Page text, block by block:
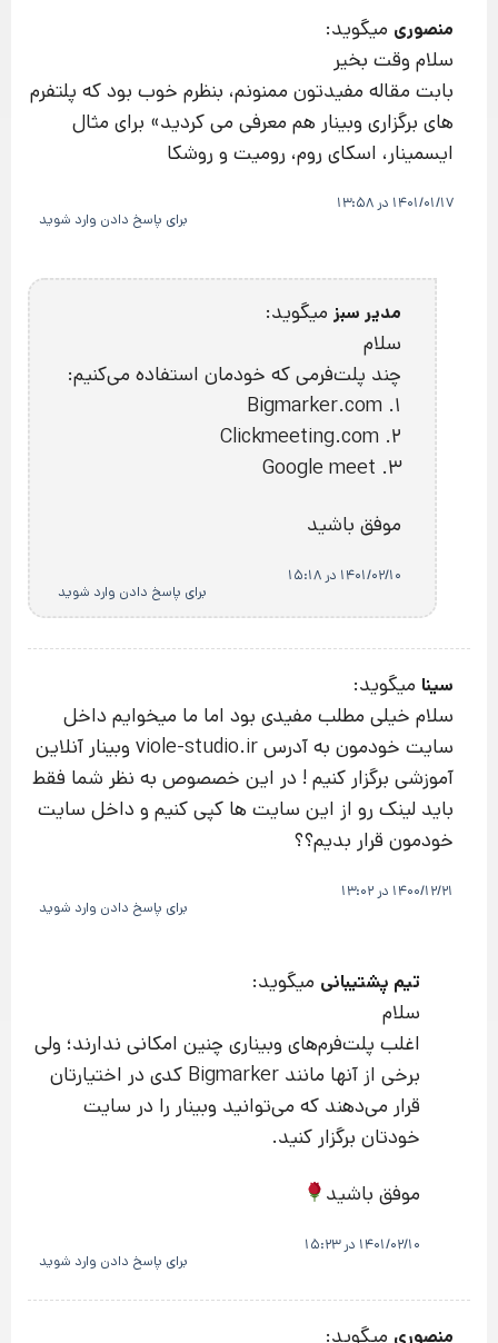
منصوری میگوید:
سلام وقت بخیر
بابت مقاله مفیدتون ممنونم، بنظرم خوب بود که پلتفرم
های برگزاری وبینار هم معرفی می کردید» برای مثال
ایسمینار، اسکای روم، رومیت و روشکا
1401/01/17 در 13:58
برای پاسخ دادن وارد شوید
مدیر سبز میگوید:
سلام
چند پلت‌فرمی که خودمان استفاده می‌کنیم:
1. Bigmarker.com
2. Clickmeeting.com
3. Google meet
موفق باشید
1401/02/10 در 15:18
برای پاسخ دادن وارد شوید
سینا میگوید:
سلام خیلی مطلب مفیدی بود اما ما میخوایم داخل
سایت خودمون به آدرس viole-studio.ir وبینار آنلاین
آموزشی برگزار کنیم ! در این خصصوص به نظر شما فقط
باید لینک رو از این سایت ها کپی کنیم و داخل سایت
خودمون قرار بدیم؟؟
1400/12/21 در 13:02
برای پاسخ دادن وارد شوید
تیم پشتیبانی میگوید:
سلام
اغلب پلت‌فرم‌های وبیناری چنین امکانی ندارند؛ ولی
برخی از آنها مانند Bigmarker کدی در اختیارتان
قرار می‌دهند که می‌توانید وبینار را در سایت
خودتان برگزار کنید.
موفق باشید
1401/02/10 در 15:23
برای پاسخ دادن وارد شوید
منصوری میگوید: